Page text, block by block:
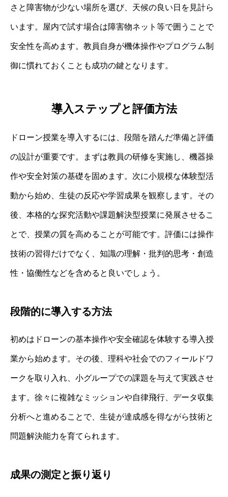
さと障害物が少ない場所を選び、天候の良い日を見計ら
います。屋内で試す場合は障害物ネット等で囲うことで
安全性を高めます。教員自身が機体操作やプログラム制
御に慣れておくことも成功の鍵となります。
導入ステップと評価方法
ドローン授業を導入するには、段階を踏んだ準備と評価
の設計が重要です。まずは教員の研修を実施し、機器操
作や安全対策の基礎を固めます。次に小規模な体験型活
動から始め、生徒の反応や学習成果を観察します。その
後、本格的な探究活動や課題解決型授業に発展させるこ
とで、授業の質を高めることが可能です。評価には操作
技術の習得だけでなく、知識の理解・批判的思考・創造
性・協働性などを含めると良いでしょう。
段階的に導入する方法
初めはドローンの基本操作や安全確認を体験する導入授
業から始めます。その後、理科や社会でのフィールドワ
ークを取り入れ、小グループでの課題を与えて実践させ
ます。徐々に複雑なミッションや自律飛行、データ収集
分析へと進めることで、生徒が達成感を得ながら技術と
問題解決能力を育てられます。
成果の測定と振り返り